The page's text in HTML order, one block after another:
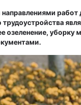
работ
трудоустройства
озеленение, уборку